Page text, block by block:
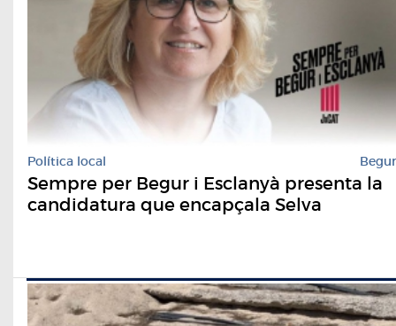
Política local Begur
Sempre per Begur i Esclanyà presenta la
candidatura que encapçala Selva